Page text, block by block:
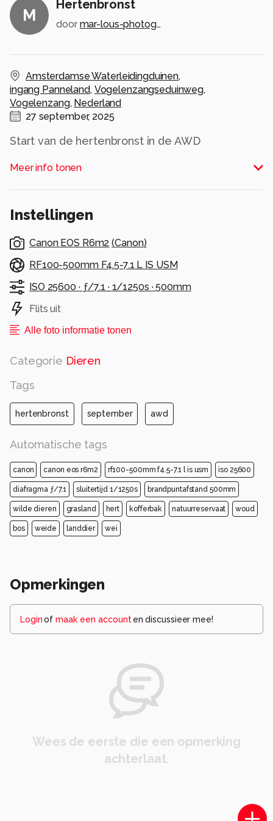
M
Hertenbronst
door mar-lous-photography
Amsterdamse Waterleidingduinen,
ingang Panneland, Vogelenzangseduinweg,
Vogelenzang, Nederland
27 september, 2025
Start van de hertenbronst in de AWD
Alle rechten voorbehouden
Meer info tonen
Instellingen
Canon EOS R6m2 (Canon)
RF100-500mm F4.5-7.1 L IS USM
ISO 25600 · ƒ/7.1 · 1/1250s ·500mm
Flits uit
Alle foto informatie tonen
Categorie Dieren
Tags
hertenbronst september awd
Automatische tags
canon canon eos r6m2 rf100-500mm f4.5-7.1 l is usm iso 25600
diafragma ƒ/7.1 sluitertijd 1/1250s brandpuntafstand 500mm
wilde dieren grasland hert kofferbak natuurreservaat woud
bos weide landdier wei
Opmerkingen
Loginof maak een account en discussieer mee!
Wees de eerste die een opmerking
achterlaat.